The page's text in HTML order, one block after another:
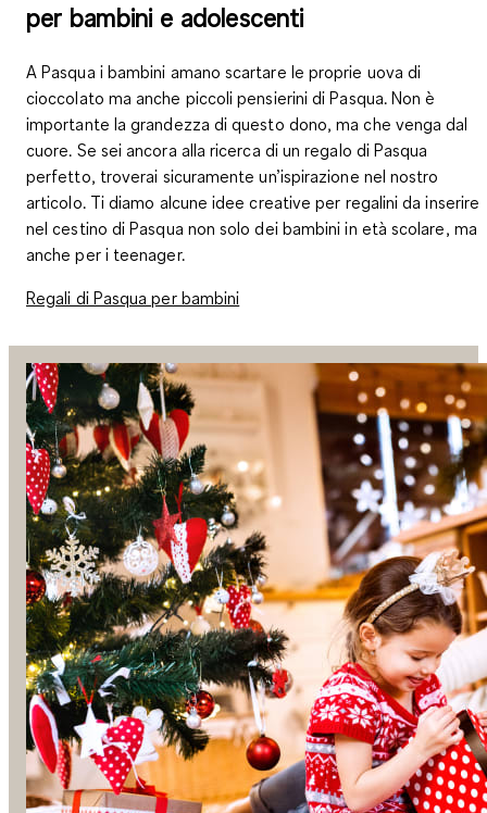
per bambini e adolescenti
A Pasqua i bambini amano scartare le proprie uova di
cioccolato ma anche piccoli pensierini di Pasqua. Non è
importante la grandezza di questo dono, ma che venga dal
cuore. Se sei ancora alla ricerca di un regalo di Pasqua
perfetto, troverai sicuramente un’ispirazione nel nostro
articolo. Ti diamo alcune idee creative per regalini da inserire
nel cestino di Pasqua non solo dei bambini in età scolare, ma
anche per i teenager.
Regali di Pasqua per bambini